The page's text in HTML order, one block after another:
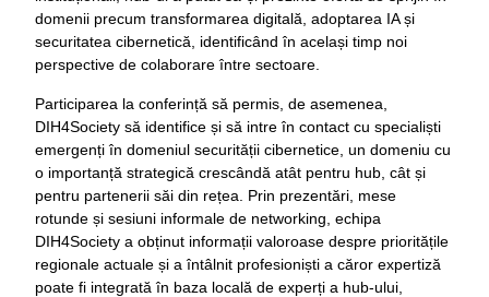
domenii precum transformarea digitală, adoptarea IA și
securitatea cibernetică, identificând în același timp noi
perspective de colaborare între sectoare.
Participarea la conferință să permis, de asemenea,
DIH4Society să identifice și să intre în contact cu specialiști
emergenți în domeniul securității cibernetice, un domeniu cu
o importanță strategică crescândă atât pentru hub, cât și
pentru partenerii săi din rețea. Prin prezentări, mese
rotunde și sesiuni informale de networking, echipa
DIH4Society a obținut informații valoroase despre prioritățile
regionale actuale și a întâlnit profesioniști a căror expertiză
poate fi integrată în baza locală de experți a hub-ului,